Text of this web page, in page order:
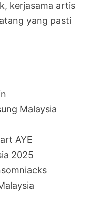
kerjasama artis
yang pasti
Malaysia
AYE
2025